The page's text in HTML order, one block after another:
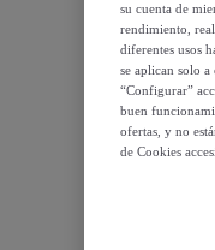
su cuenta de
rendimiento,
diferentes usos
se aplican solo
“Configurar”
buen
ofertas, y no
de Cookies